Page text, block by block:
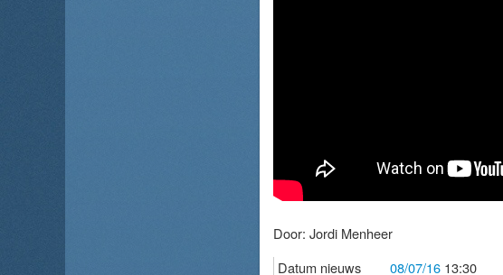
Door: Jordi Menheer
Datum nieuws
08/07/16 13:30